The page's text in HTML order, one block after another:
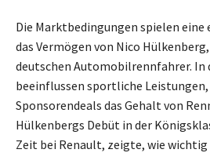
Die Marktbedingungen spielen
das Vermögen von Nico
deutschen Automobilrennfahrer. In
beeinflussen sportliche Leistungen,
Sponsorendeals das Gehalt von
Hülkenbergs Debüt in der
Zeit bei Renault, zeigte, wie